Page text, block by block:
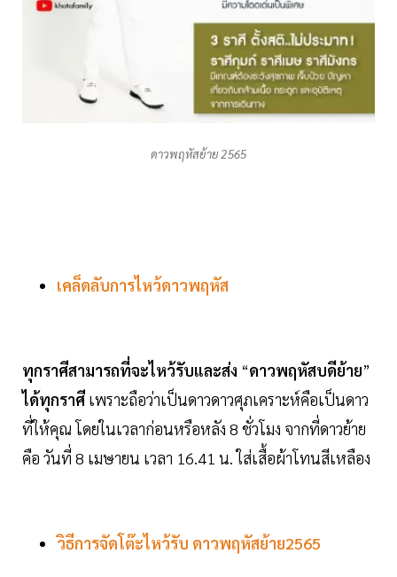
ดาวพฤหัสย้าย 2565
เคล็ดลับการไหว้ดาวพฤหัส
ทุกราศีสามารถที่จะไหว้รับและส่ง “ดาวพฤหัสบดีย้าย”
ได้ทุกราศี เพราะถือว่าเป็นดาวดาวศุภเคราะห์คือเป็นดาว
ที่ให้คุณ โดยในเวลาก่อนหรือหลัง 8 ชั่วโมง จากที่ดาวย้าย
คือ วันที่ 8 เมษายน เวลา 16.41 น. ใส่เสื้อผ้าโทนสีเหลือง
วิธีการจัดโต๊ะไหว้รับ ดาวพฤหัสย้าย2565